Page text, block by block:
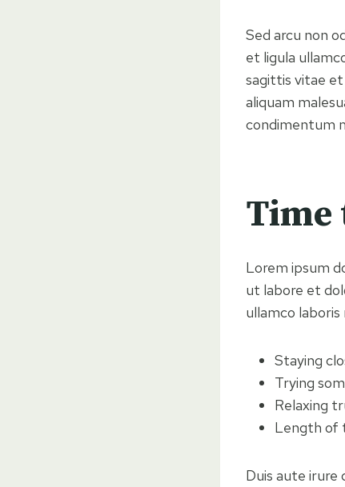
Sed arcu non
et ligula
sagittis vitae
aliquam
condimentum
Time
Lorem ipsum
ut labore et
ullamco
Staying
Trying
Relaxing
Length of
Duis aute irure